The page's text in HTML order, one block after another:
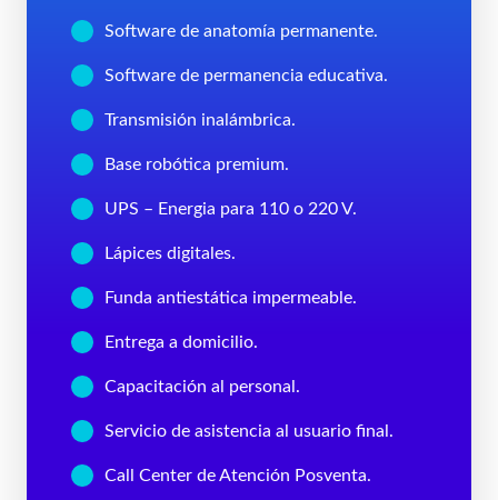
Software de anatomía permanente.
Software de permanencia educativa.
Transmisión inalámbrica.
Base robótica premium.
UPS – Energia para 110 o 220 V.
Lápices digitales.
Funda antiestática impermeable.
Entrega a domicilio.
Capacitación al personal.
Servicio de asistencia al usuario final.
Call Center de Atención Posventa.